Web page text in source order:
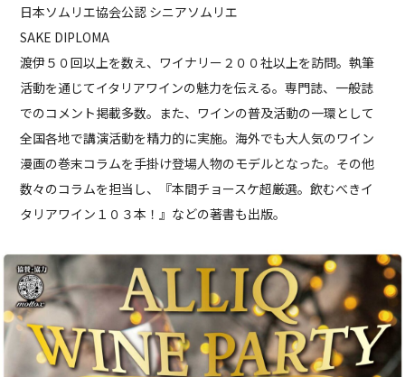
日本ソムリエ協会公認 シニアソムリエ
SAKE DIPLOMA
渡伊５０回以上を数え、ワイナリー２００社以上を訪問。執筆
活動を通じてイタリアワインの魅力を伝える。専門誌、一般誌
でのコメント掲載多数。また、ワインの普及活動の一環として
全国各地で講演活動を精力的に実施。海外でも大人気のワイン
漫画の巻末コラムを手掛け登場人物のモデルとなった。その他
数々のコラムを担当し、『本間チョースケ超厳選。飲むべきイ
タリアワイン１０３本！』などの著書も出版。